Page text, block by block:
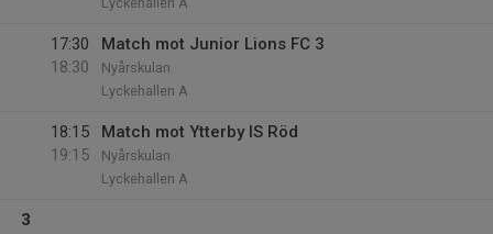
17:30
18:30
Match mot Junior Lions FC 3
Nyårskulan
Lyckehallen A
18:15
19:15
Match mot Ytterby IS Röd
Nyårskulan
Lyckehallen A
3